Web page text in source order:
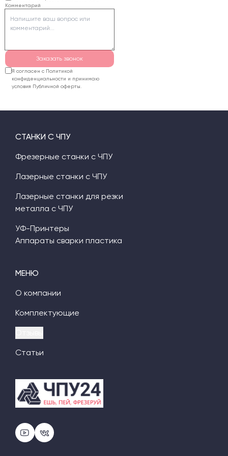
пенопласта лучше
использовать
фрезерный станок или
Комментарий
Заказать звонок
Я согласен с Политикой
конфиденциальности и принимаю
условия Публичной оферты.
МЕНЮ
О компании
Комплектующие
Статьи
СТАНКИ С ЧПУ
Фрезерные станки с ЧПУ
Лазерные станки с ЧПУ
Лазерные станки для резки
металла с ЧПУ
УФ-Принтеры
Аппараты сварки пластика